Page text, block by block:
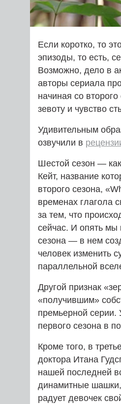
Если коротко, то
эпизоды, то есть,
Возможно, дело в
авторы сериала
начиная со
зевоту и чувство
Удивительным
озвучили в
Шестой сезон —
Кейт, название
второго сезона,
временах глагола
за тем, что
сейчас. И опять мы
сезона — в нем
человек изменить
параллельной
Другой признак
«получившим»
премьерной серии.
первого сезона в
Кроме того, в
доктора Итана
нашей последней
динамитные
радует девочек